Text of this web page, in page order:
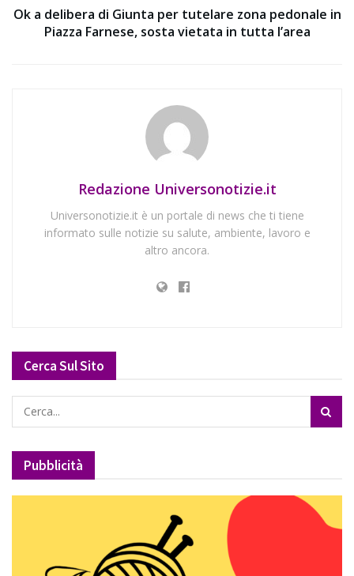
Ok a delibera di Giunta per tutelare zona pedonale in
Piazza Farnese, sosta vietata in tutta l’area
Redazione Universonotizie.it
Universonotizie.it è un portale di news che ti tiene
informato sulle notizie su salute, ambiente, lavoro e
altro ancora.
Cerca Sul Sito
Pubblicità